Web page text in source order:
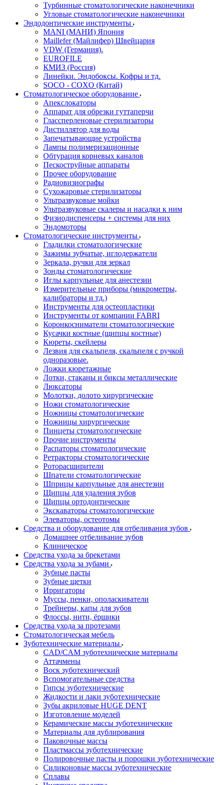
Турбинные стоматологические наконечники
Угловые стоматологические наконечники
Эндодонтические инструменты
MANI (МАНИ) Япония
Maillefer (Майлифер) Швейцария
VDW (Германия).
EUROFILE
КМИЗ (Россия)
Линейки. Эндобоксы. Кофры и тд.
SOCO - COXO (Китай)
Стоматологическое оборудование
Апекслокаторы
Аппарат для обрезки гуттаперчи
Глассперленовые стерилизаторы
Дистиллятор для воды
Запечатывающие устройства
Лампы полимеризационные
Обтурация корневых каналов
Пескоструйные аппараты
Прочее оборудование
Радиовизиографы
Сухожаровые стерилизаторы
Ультразвуковые мойки
Ультразвуковые скалеры и насадки к ним
Физиодиспенсеры + системы для них
Эндомоторы
Стоматологические инструменты
Гладилки стоматологические
Зажимы зубчатые, иглодержатели
Зеркала, ручки для зеркал
Зонды стоматологические
Иглы карпульные для анестезии
Измерительные приборы (микрометры,
калибраторы и тд.)
Инструменты для остеопластики
Инструменты от компании FABRI
Коронкосниматели стоматологические
Кусачки костные (щипцы костные)
Кюреты, скейлеры
Лезвия для скальпеля, скальпеля с ручкой
одноразовые.
Ложки кюретажные
Лотки, стаканы и биксы металлические
Люксаторы
Молотки, долото хирургические
Ножи стоматологические
Ножницы стоматологические
Ножницы хирургические
Пинцеты стоматологические
Прочие инструменты
Распаторы стоматологические
Ретракторы стоматологические
Роторасширители
Шпатели стоматологические
Шприцы карпульные для анестезии
Щипцы для удаления зубов
Щипцы ортодонтические
Экскаваторы стоматологические
Элеваторы, остеотомы
Средства и оборудование для отбеливания зубов
Домашнее отбеливание зубов
Клиническое
Средства ухода за брекетами
Средства ухода за зубами
Зубные пасты
Зубные щетки
Ирригаторы
Муссы, пенки, ополаскиватели
Трейнеры, капы для зубов
Флоссы, нити, ёршики
Средства ухода за протезами
Стоматологическая мебель
Зуботехнические материалы
CAD/CAM зуботехнические материалы
Аттачмены
Воск зуботехнический
Вспомогательные средства
Гипсы зуботехнические
Жидкости и лаки зуботехнические
Зубы акриловые HUGE DENT
Изготовление моделей
Керамические массы зуботехнические
Материалы для дублирования
Паковочные массы
Пластмассы зуботехнические
Полировочные пасты и порошки зуботехнические
Силиконовые массы зуботехнические
Сплавы